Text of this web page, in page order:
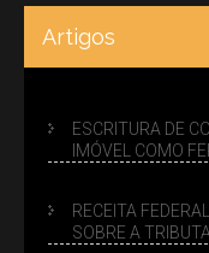
Artigos
ESCRITURA DE
IMÓVEL COMO
RECEITA
SOBRE A